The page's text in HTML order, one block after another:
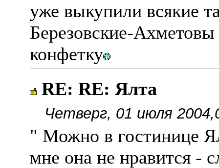
уже выкупили всякие
Березовские-
конфетку
RE: RE: Ялта
Четверг, 01 июля
" Можно в гостинице
мне она не нравится -